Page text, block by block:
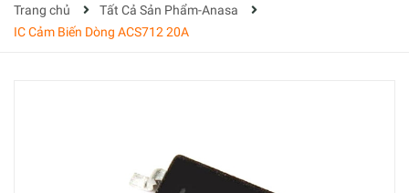
Trang chủ
Tất Cả Sản Phẩm-Anasa
IC Cảm Biến Dòng ACS712 20A